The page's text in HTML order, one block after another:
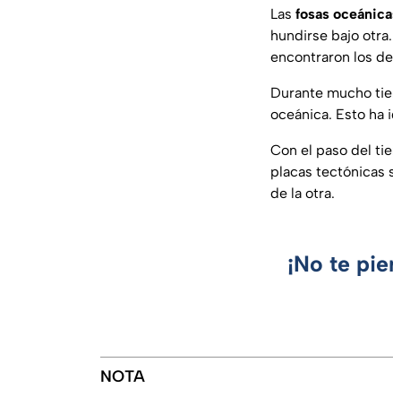
Las fosas
hundirse bajo
encontraron los
Durante mucho
oceánica. Esto ha
Con el paso del
placas tectónicas
de la otra.
¡No te
NOTA